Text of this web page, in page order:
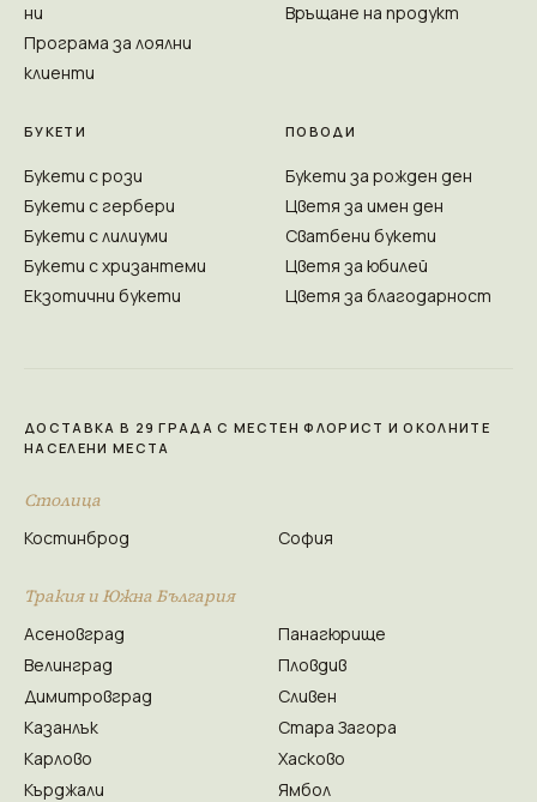
ни
Програма за лоялни
клиенти
Връщане на продукт
БУКЕТИ
Букети с рози
Букети с гербери
Букети с лилиуми
Букети с хризантеми
Екзотични букети
ПОВОДИ
Букети за рожден ден
Цветя за имен ден
Сватбени букети
Цветя за юбилей
Цветя за благодарност
ДОСТАВКА В 29 ГРАДА С МЕСТЕН ФЛОРИСТ И ОКОЛНИТЕ
НАСЕЛЕНИ МЕСТА
Столица
Костинброд София
Тракия и Южна България
Асеновград
Велинград
Димитровград
Казанлък
Карлово
Кърджали
Панагюрище
Пловдив
Сливен
Стара Загора
Хасково
Ямбол